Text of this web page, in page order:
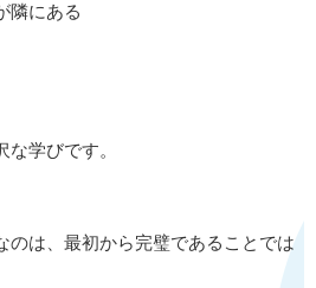
隣にある
学びです。
のは、最初から完璧であることでは